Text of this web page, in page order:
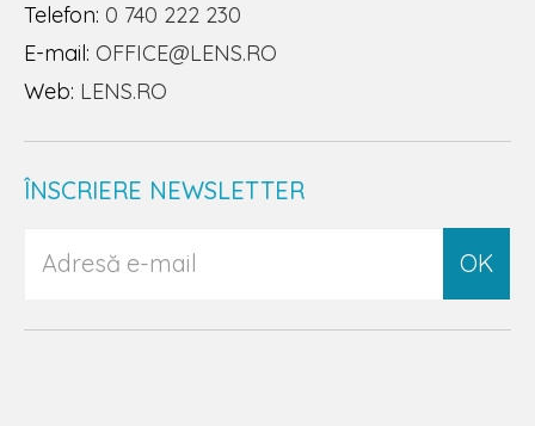
Telefon: 0 740 222 230
E-mail: OFFICE@LENS.RO
Web: LENS.RO
ÎNSCRIERE NEWSLETTER
OK